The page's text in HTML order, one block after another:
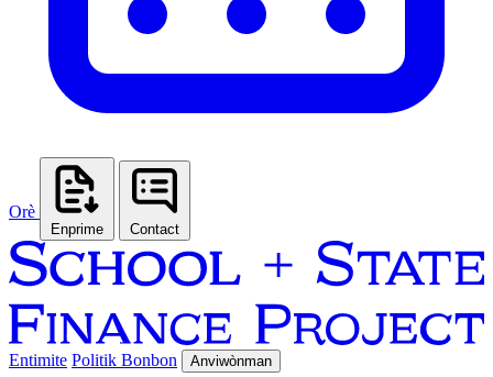
Orè
Enprime Contact
Entimite Politik Bonbon Anviwònman